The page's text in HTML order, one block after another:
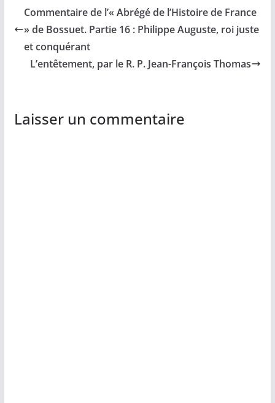
Commentaire de l’« Abrégé de l’Histoire de France
» de Bossuet. Partie 16 : Philippe Auguste, roi juste
et conquérant
L’entêtement, par le R. P. Jean-François Thomas
Laisser un commentaire